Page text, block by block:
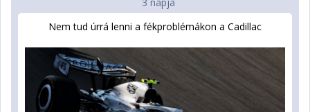
Nem tud úrrá lenni a fékproblémákon a Cadillac